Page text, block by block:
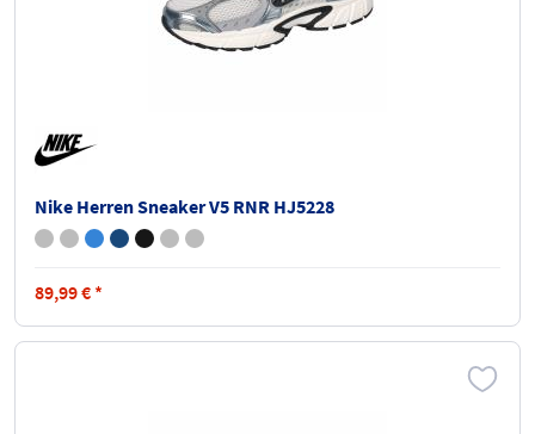
Nike Herren Sneaker V5 RNR HJ5228
89,99€ *